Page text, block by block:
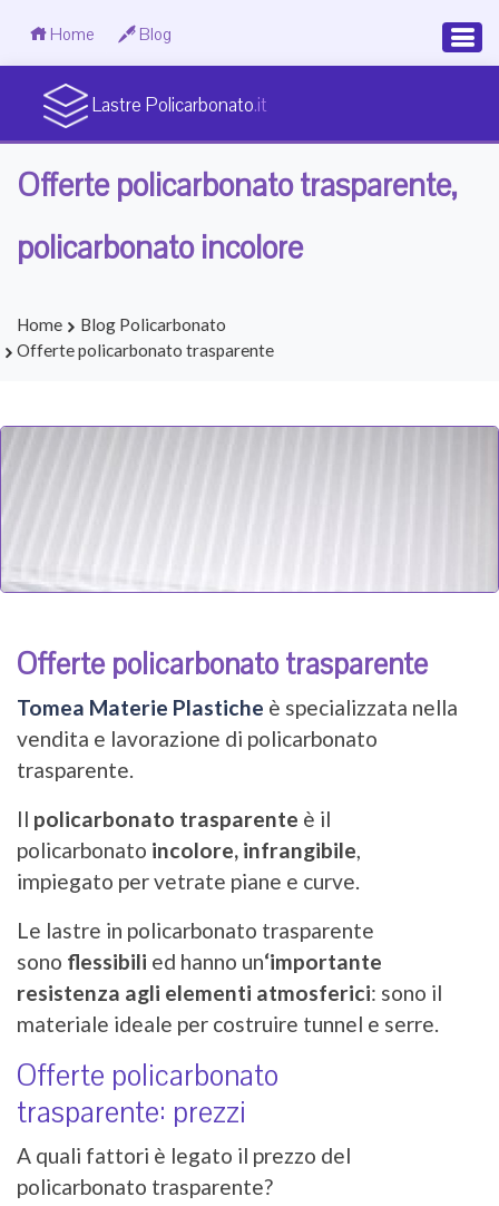
Home Blog
Lastre Policarbonato.it
Offerte policarbonato trasparente,
policarbonato incolore
Home
Blog Policarbonato
Offerte policarbonato trasparente
Offerte policarbonato trasparente
Tomea Materie Plastiche è specializzata nella
vendita e lavorazione di policarbonato
trasparente.
Il policarbonato trasparente è il
policarbonato incolore, infrangibile,
impiegato per vetrate piane e curve.
Le lastre in policarbonato trasparente
sono flessibili ed hanno un‘importante
resistenza agli elementi atmosferici: sono il
materiale ideale per costruire tunnel e serre.
Offerte policarbonato
trasparente: prezzi
A quali fattori è legato il prezzo del
policarbonato trasparente?